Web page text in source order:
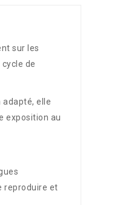
sur les
de
elle
exposition au
reproduire et